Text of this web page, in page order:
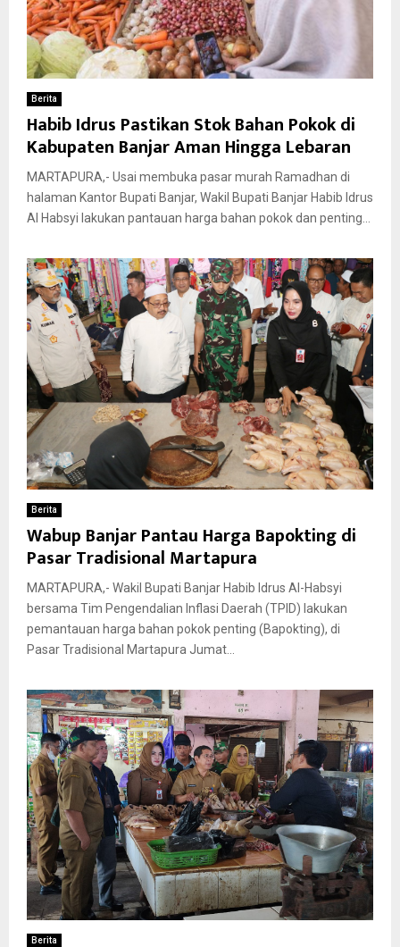
Berita
Habib Idrus Pastikan Stok Bahan Pokok di
Kabupaten Banjar Aman Hingga Lebaran
MARTAPURA,- Usai membuka pasar murah Ramadhan di
halaman Kantor Bupati Banjar, Wakil Bupati Banjar Habib Idrus
Al Habsyi lakukan pantauan harga bahan pokok dan penting...
Berita
Wabup Banjar Pantau Harga Bapokting di
Pasar Tradisional Martapura
MARTAPURA,- Wakil Bupati Banjar Habib Idrus Al-Habsyi
bersama Tim Pengendalian Inflasi Daerah (TPID) lakukan
pemantauan harga bahan pokok penting (Bapokting), di
Pasar Tradisional Martapura Jumat...
Berita